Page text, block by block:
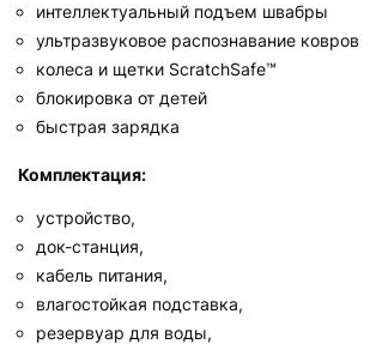
интеллектуальный подъем швабры
ультразвуковое распознавание ковров
колеса и щетки ScratchSafe™
блокировка от детей
быстрая зарядка
Комплектация:
устройство,
док-станция,
кабель питания,
влагостойкая подставка,
резервуар для воды,